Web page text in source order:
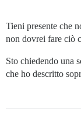
Tieni presente che
non dovrei fare ciò
Sto chiedendo una
che ho descritto